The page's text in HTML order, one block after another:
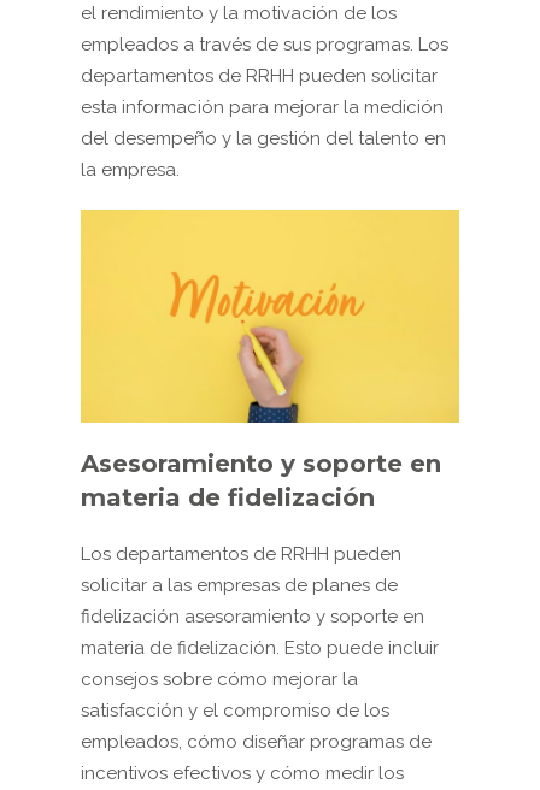
el rendimiento y la motivación de los
empleados a través de sus programas. Los
departamentos de RRHH pueden solicitar
esta información para mejorar la medición
del desempeño y la gestión del talento en
la empresa.
Asesoramiento y soporte en
materia de fidelización
Los departamentos de RRHH pueden
solicitar a las empresas de planes de
fidelización asesoramiento y soporte en
materia de fidelización. Esto puede incluir
consejos sobre cómo mejorar la
satisfacción y el compromiso de los
empleados, cómo diseñar programas de
incentivos efectivos y cómo medir los